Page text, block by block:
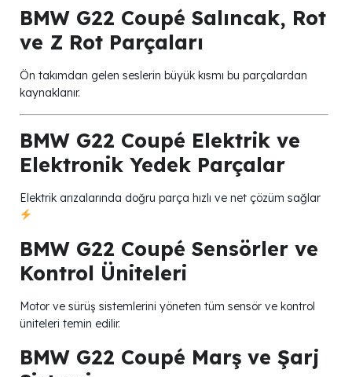
BMW G22 Coupé Salıncak, Rot
ve Z Rot Parçaları
Ön takımdan gelen seslerin büyük kısmı bu parçalardan
kaynaklanır.
BMW G22 Coupé Elektrik ve
Elektronik Yedek Parçalar
Elektrik arızalarında doğru parça hızlı ve net çözüm sağlar
BMW G22 Coupé Sensörler ve
Kontrol Üniteleri
Motor ve sürüş sistemlerini yöneten tüm sensör ve kontrol
üniteleri temin edilir.
BMW G22 Coupé Marş ve Şarj